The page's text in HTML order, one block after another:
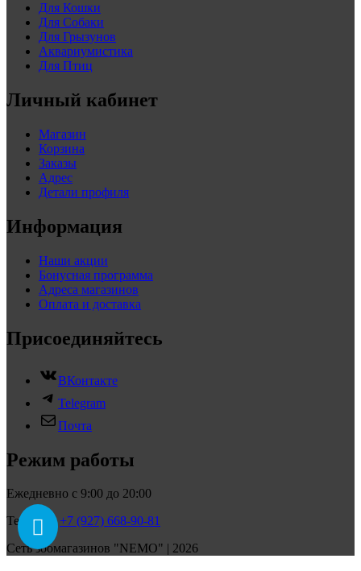
Для Кошки
Для Собаки
Для Грызунов
Аквариумистика
Для Птиц
Личный кабинет
Магазин
Корзина
Заказы
Адрес
Детали профиля
Информация
Наши акции
Бонусная программа
Адреса магазинов
Оплата и доставка
Присоединяйтесь
ВКонтакте
Telegram
Почта
Режим работы
Ежедневно с 9:00 до 20:00
Телефон:+7 (927) 668-90-81
Сеть зоомагазинов "NEMO" | 2026